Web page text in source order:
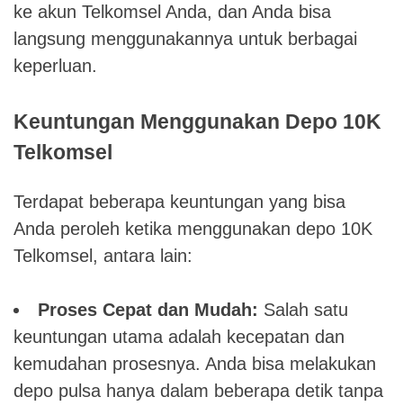
ke akun Telkomsel Anda, dan Anda bisa
langsung menggunakannya untuk berbagai
keperluan.
Keuntungan Menggunakan Depo 10K
Telkomsel
Terdapat beberapa keuntungan yang bisa
Anda peroleh ketika menggunakan depo 10K
Telkomsel, antara lain:
Proses Cepat dan Mudah: Salah satu
keuntungan utama adalah kecepatan dan
kemudahan prosesnya. Anda bisa melakukan
depo pulsa hanya dalam beberapa detik tanpa